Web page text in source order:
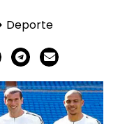
Deporte